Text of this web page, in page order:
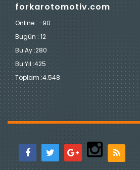
forkarotomotiv.com
Online : -90
Bugün : 12
Bu Ay :280
Bu Yıl :425
Toplam :4.548